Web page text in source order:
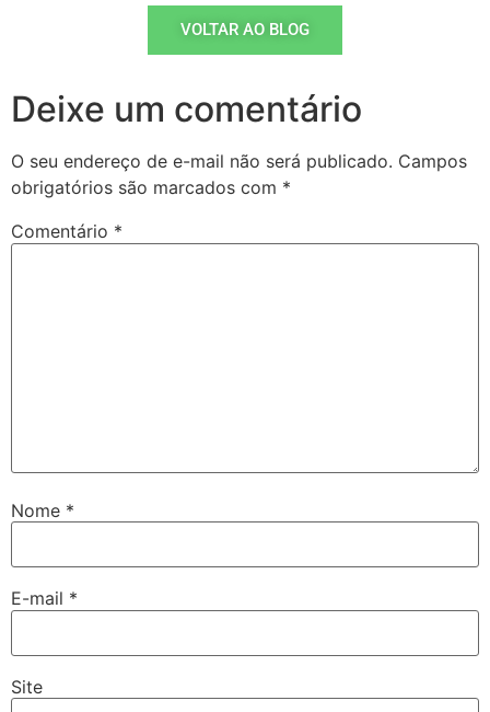
VOLTAR AO BLOG
Deixe um comentário
O seu endereço de e-mail não será publicado. Campos
obrigatórios são marcados com *
Comentário *
Nome *
E-mail *
Site